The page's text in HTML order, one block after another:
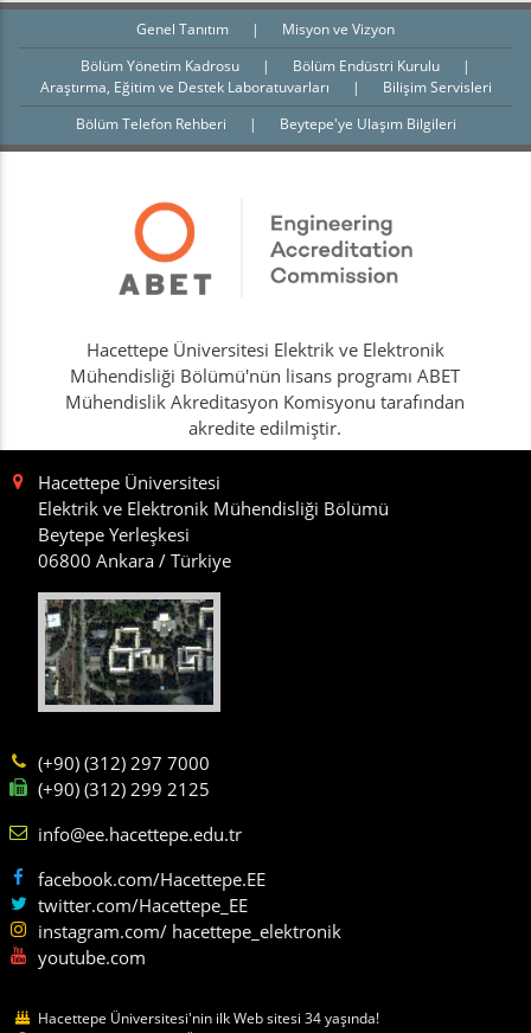
Genel Tanıtım |
Misyon ve Vizyon
Bölüm Yönetim Kadrosu
| Bölüm Endüstri Kurulu
|
Araştırma, Eğitim ve Destek Laboratuvarları
|
Bilişim Servisleri
Bölüm Telefon Rehberi
| Beytepe'ye Ulaşım Bilgileri
Hacettepe Üniversitesi Elektrik ve Elektronik
Mühendisliği Bölümü'nün lisans programı ABET
Mühendislik Akreditasyon Komisyonu tarafından
akredite edilmiştir.
Hacettepe Üniversitesi
Elektrik ve Elektronik Mühendisliği Bölümü
Beytepe Yerleşkesi
06800 Ankara / Türkiye
(+90) (312) 297 7000
(+90) (312) 299 2125
info@ee.hacettepe.edu.tr
facebook.com/Hacettepe.EE
twitter.com/Hacettepe_EE
instagram.com/ hacettepe_elektronik
youtube.com
Hacettepe Üniversitesi'nin ilk Web sitesi 34 yaşında!